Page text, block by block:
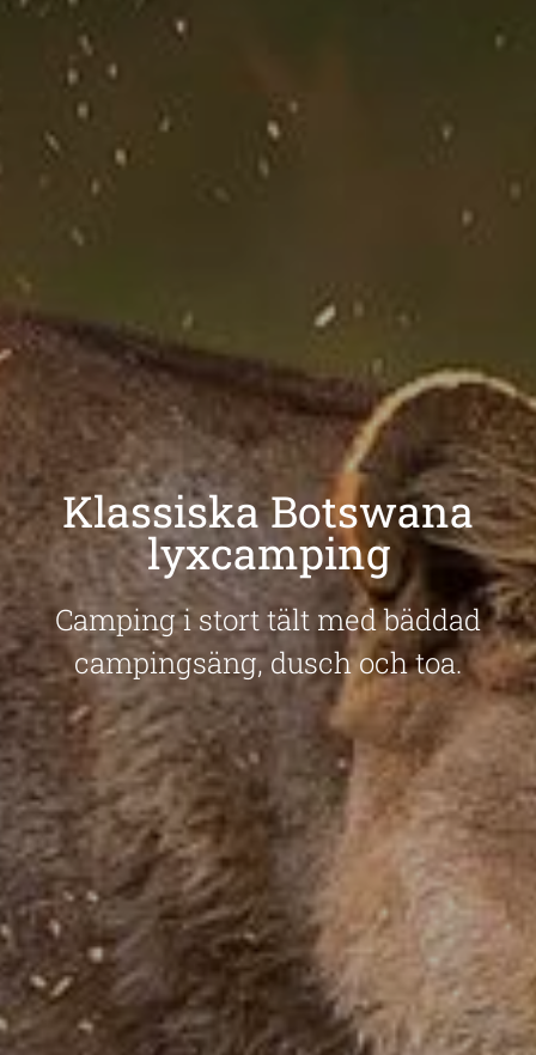
Klassiska Botswana
lyxcamping
Camping i stort tält med bäddad
campingsäng, dusch och toa.